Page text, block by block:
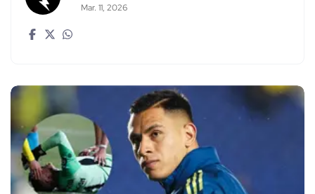
Mar. 11, 2026